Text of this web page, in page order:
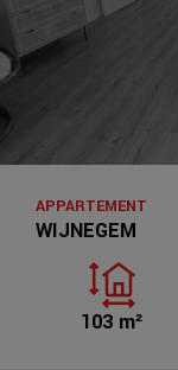
WIJNEGEM
APPARTEMENT
103 m²